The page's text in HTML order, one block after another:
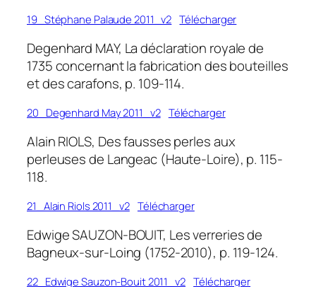
19_Stéphane Palaude 2011_v2 Télécharger
Degenhard MAY, La déclaration royale de
1735 concernant la fabrication des bouteilles
et des carafons, p. 109-114.
20_Degenhard May 2011_v2 Télécharger
Alain RIOLS, Des fausses perles aux
perleuses de Langeac (Haute-Loire), p. 115-
118.
21_Alain Riols 2011_v2 Télécharger
Edwige SAUZON-BOUIT, Les verreries de
Bagneux-sur-Loing (1752-2010), p. 119-124.
22_Edwige Sauzon-Bouit 2011_v2 Télécharger